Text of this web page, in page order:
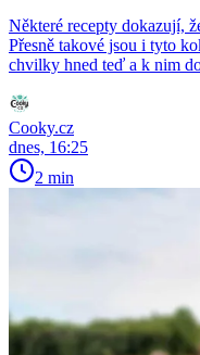
Některé recepty dokazují,
Přesně takové jsou i tyto
chvilky hned teď a k nim
Cooky.cz
dnes, 16:25
2 min